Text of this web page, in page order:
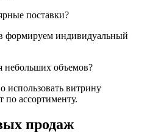
поставки?
формируем индивидуальный
небольших объемов?
использовать витрину
по ассортименту.
продаж